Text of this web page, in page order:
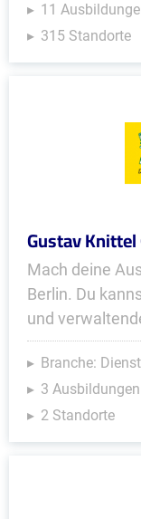
11
315 Standorte
Gustav Knittel
Mach deine
Berlin. Du
und
Branche:
3 Ausbildungen
2 Standorte